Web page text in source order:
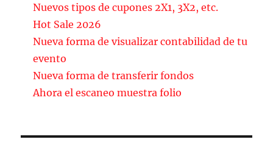
b
o
o
k
a
ir
Nuevos tipos de cupones 2X1, 3X2, etc.
Hot Sale 2026
Nueva forma de visualizar contabilidad de tu
evento
Nueva forma de transferir fondos
Ahora el escaneo muestra folio